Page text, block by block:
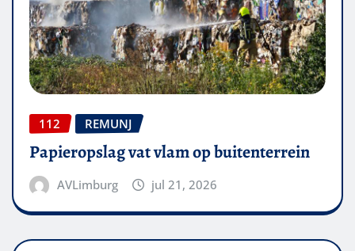
112 REMUNJ
Papieropslag vat vlam op buitenterrein
AVLimburg jul 21, 2026